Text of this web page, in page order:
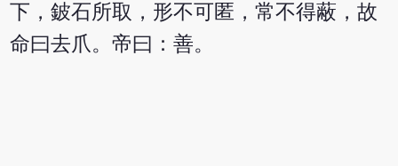
下，鈹石所取，形不可匿，常不得蔽，故
命曰去爪。帝曰：善。